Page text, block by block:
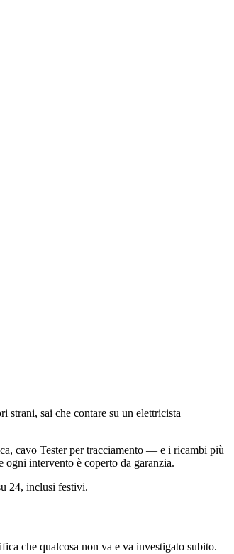
strani, sai che contare su un elettricista
cavo Tester per tracciamento — e i ricambi più
intervento è coperto da garanzia.
24, inclusi festivi.
che qualcosa non va e va investigato subito.